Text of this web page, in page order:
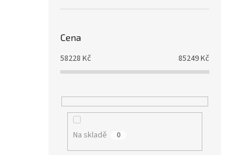
Cena
58228 Kč 85249Kč
Na skladě 0